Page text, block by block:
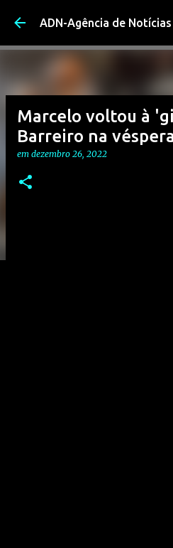
Avançar para o
ADN-Agência de Notícias
Marcelo voltou à
Barreiro na
em dezembro 26, 2022